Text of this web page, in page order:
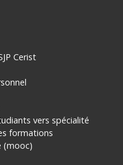
Cerist
vers spécialité
formations
(mooc)